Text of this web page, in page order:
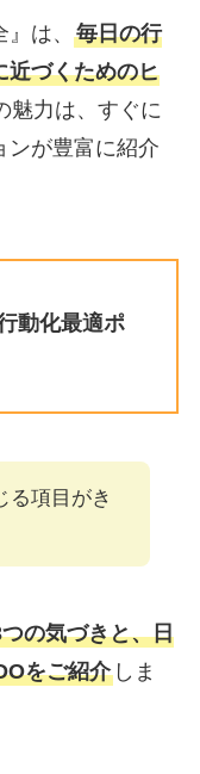
は、 毎日の行
近づくためのヒ
魅力は、すぐに
ンが豊富に紹介
動化最適ポ
る項目がき
の気づきと、日
をご紹介しま